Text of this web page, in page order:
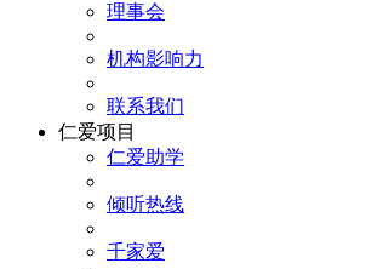
理事会
机构影响力
联系我们
仁爱项目
仁爱助学
倾听热线
千家爱